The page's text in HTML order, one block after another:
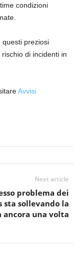
condizioni
questi preziosi
di incidenti in
Avvisi
Next article
problema dei
sta sollevando la
ancora una volta